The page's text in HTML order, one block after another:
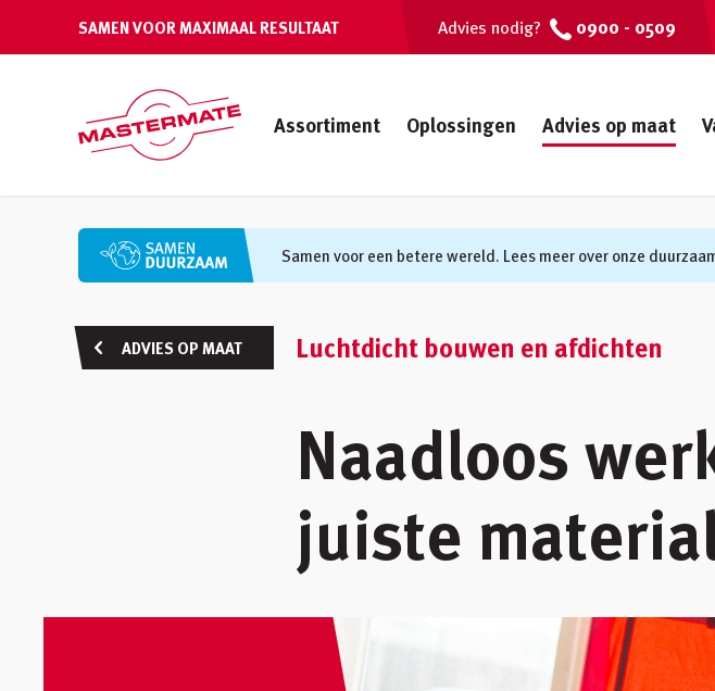
SAMEN VOOR MAXIMAAL RESULTAAT Advies nodig? 0900 - 0509
Assortiment Oplossingen Advies op maat
Samen voor een betere wereld. Lees meer over onze
ADVIES OP MAAT Luchtdicht bouwen en afdichten
Naadloos
juiste